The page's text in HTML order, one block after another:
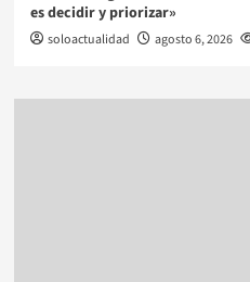
es decidir y priorizar»
soloactualidad agosto 6, 2026